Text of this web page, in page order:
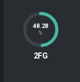
48.28
%
2FG